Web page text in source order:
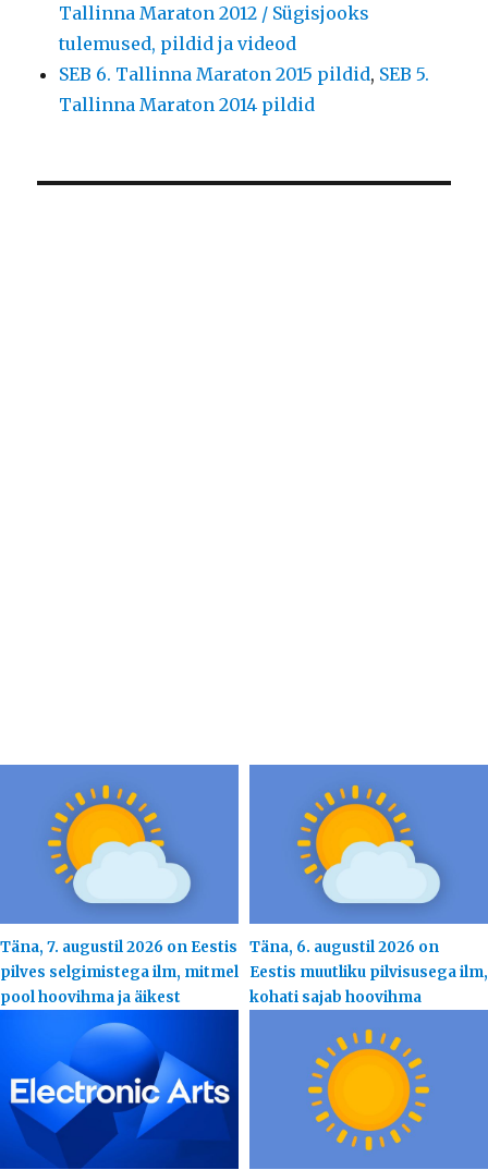
Tallinna Maraton 2012 / Sügisjooks
tulemused, pildid ja videod
SEB 6. Tallinna Maraton 2015 pildid, SEB 5.
Tallinna Maraton 2014 pildid
Täna, 7. augustil 2026 on Eestis
pilves selgimistega ilm, mitmel
pool hoovihma ja äikest
Täna, 6. augustil 2026 on
Eestis muutliku pilvisusega ilm,
kohati sajab hoovihma